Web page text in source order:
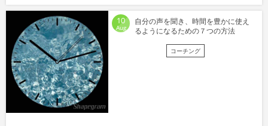
10
Aug
自分の声を聞き、時間を豊かに使え
るようになるための７つの方法
コーチング